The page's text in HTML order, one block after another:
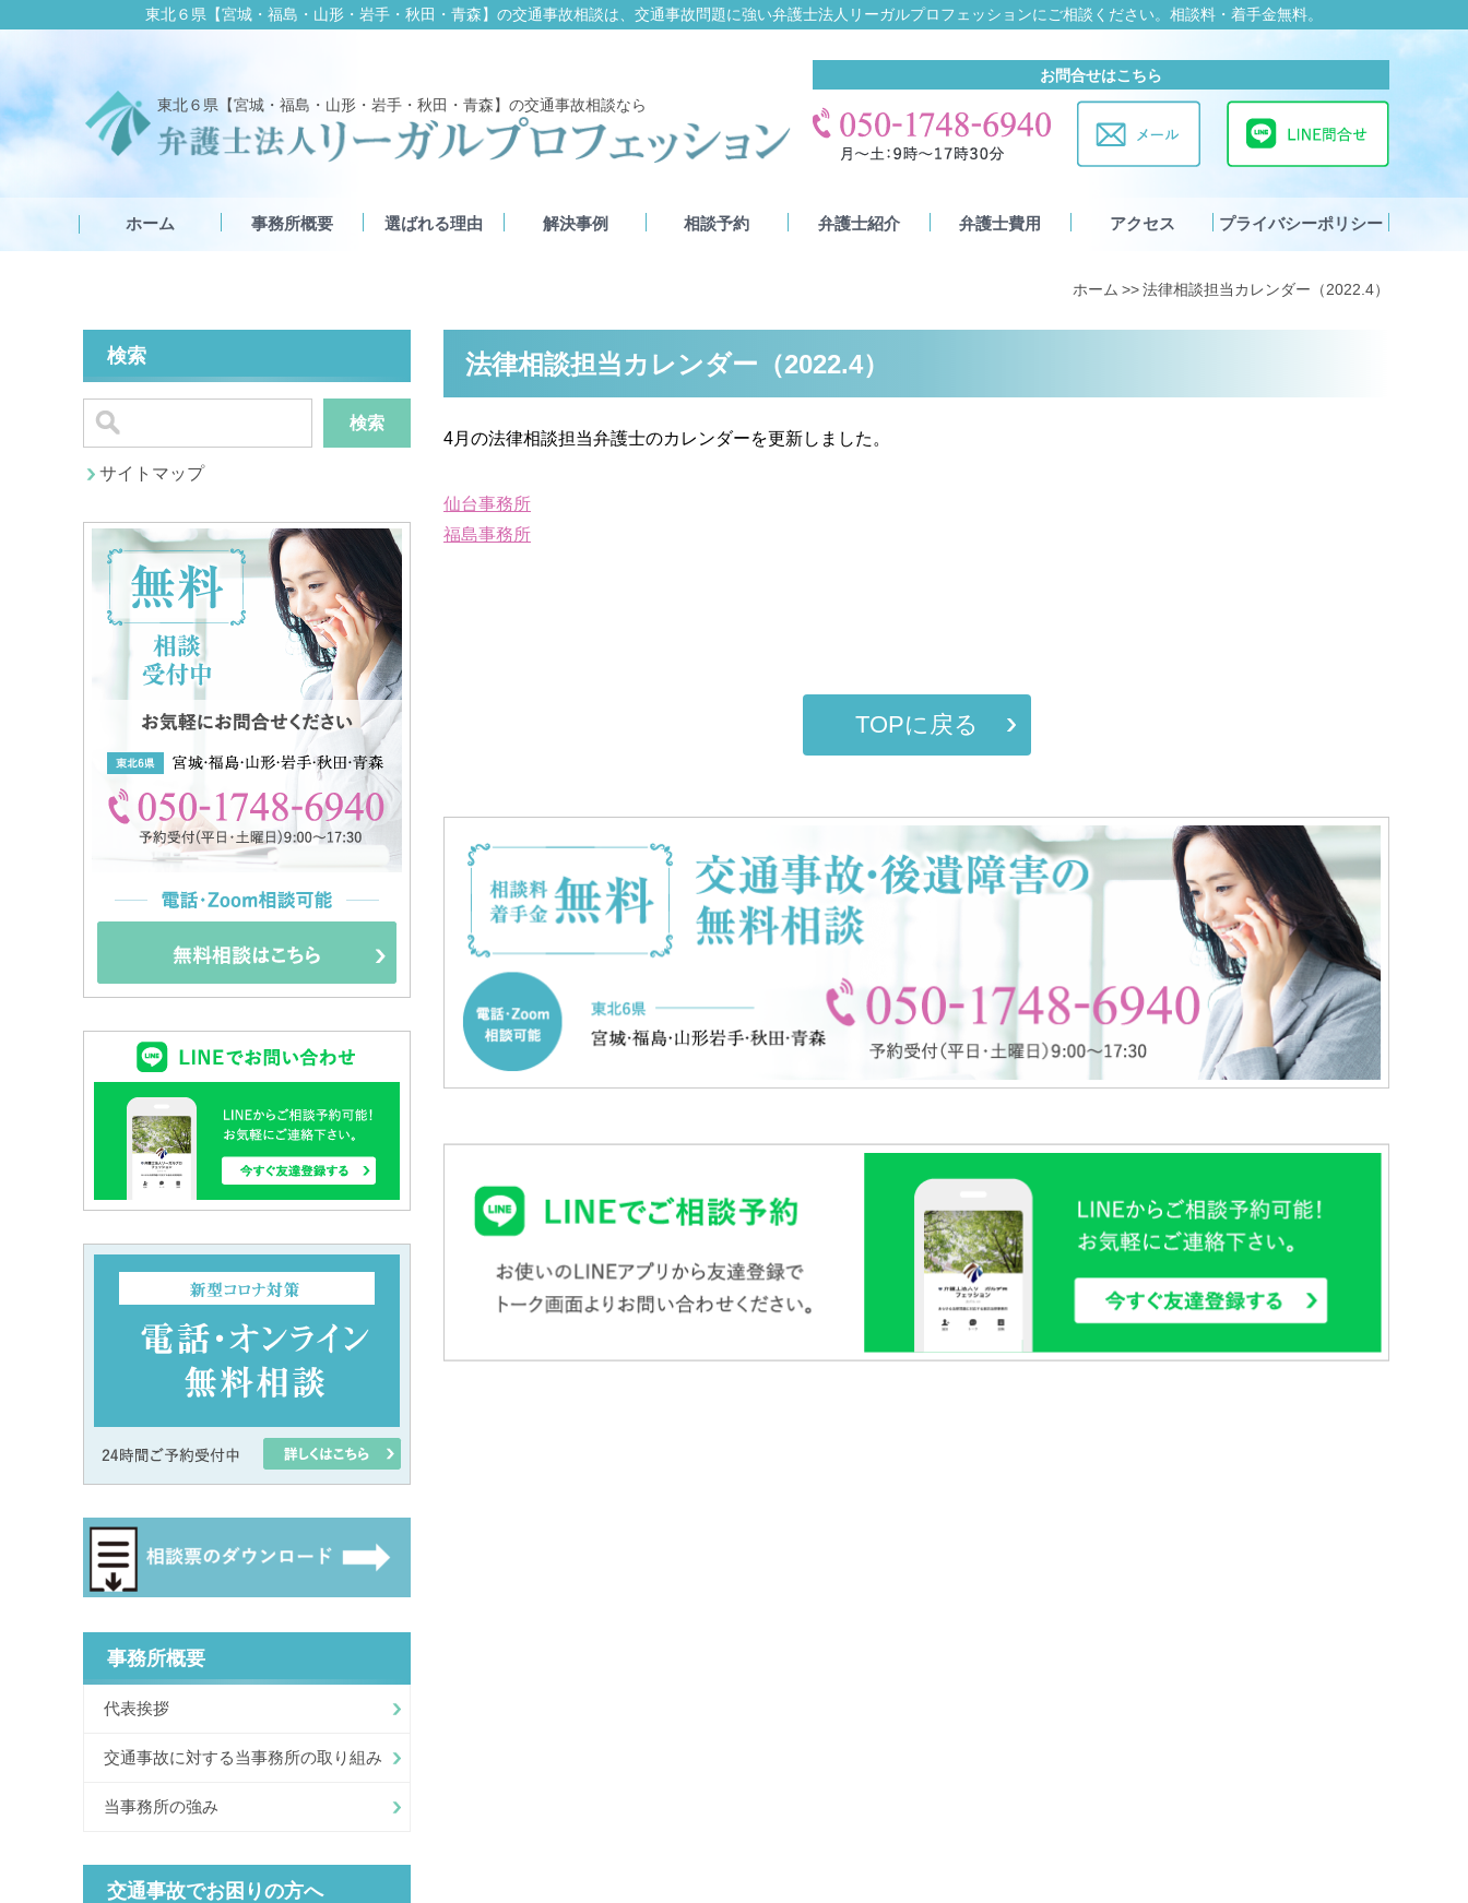
東北６県【宮城・福島・山形・岩手・秋田・青森】 の交通事故相談は、 交通事故問題に強い弁護士法人リーガルプロフェッションにご相談ください。 相談料・着手金無料。
東北６県【宮城・福島・山形・岩手・秋田・青森】の交通事故相談なら
お問合せはこちら
ホーム 事務所概要 選ばれる理由 解決事例 相談予約 弁護士紹介 弁護士費用 アクセス プライバシーポリシー
ホーム 法律相談担当カレンダー（2022.4）
法律相談担当カレンダー（2022.4）
4月の法律相談担当弁護士のカレンダーを更新しました。
仙台事務所
福島事務所
TOPに戻る
検索
検索
サイトマップ
事務所概要
代表挨拶
交通事故に対する当事務所の取り組み
当事務所の強み
交通事故でお困りの方へ